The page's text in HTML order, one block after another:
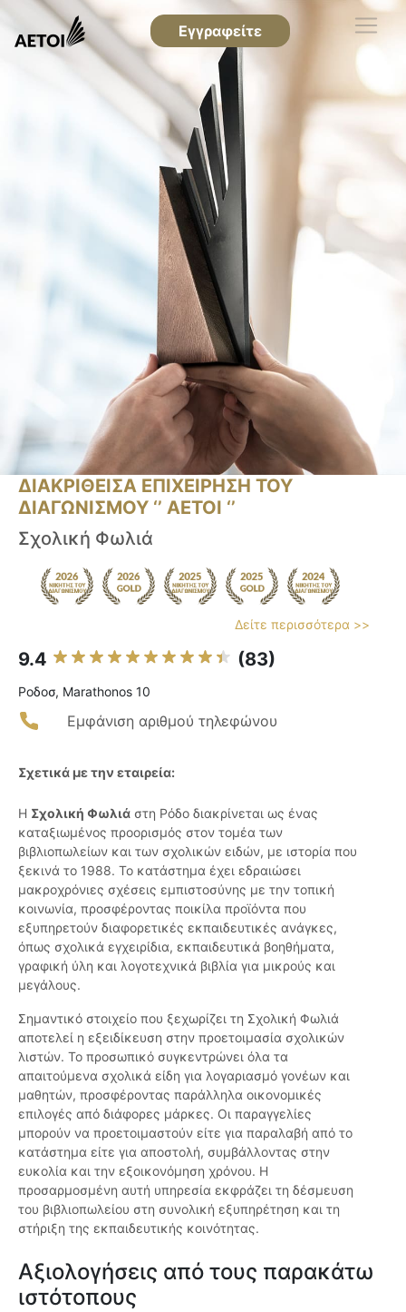
Εγγραφείτε
ΔΙΑΚΡΙΘΕΙΣΑ ΕΠΙΧΕΙΡΗΣΗ ΤΟΥ
ΔΙΑΓΩΝΙΣΜΟΥ ‘’ ΑΕΤΟΙ ‘’
Σχολική Φωλιά
Δείτε περισσότερα >>
9.4 (83)
Ροδοσ, Marathonos 10
Εμφάνιση αριθμού τηλεφώνου
Σχετικά με την εταιρεία:
Η Σχολική Φωλιά στη Ρόδο διακρίνεται ως ένας
καταξιωμένος προορισμός στον τομέα των
βιβλιοπωλείων και των σχολικών ειδών, με ιστορία που
ξεκινά το 1988. Το κατάστημα έχει εδραιώσει
μακροχρόνιες σχέσεις εμπιστοσύνης με την τοπική
κοινωνία, προσφέροντας ποικίλα προϊόντα που
εξυπηρετούν διαφορετικές εκπαιδευτικές ανάγκες,
όπως σχολικά εγχειρίδια, εκπαιδευτικά βοηθήματα,
γραφική ύλη και λογοτεχνικά βιβλία για μικρούς και
μεγάλους.
Σημαντικό στοιχείο που ξεχωρίζει τη Σχολική Φωλιά
αποτελεί η εξειδίκευση στην προετοιμασία σχολικών
λιστών. Το προσωπικό συγκεντρώνει όλα τα
απαιτούμενα σχολικά είδη για λογαριασμό γονέων και
μαθητών, προσφέροντας παράλληλα οικονομικές
επιλογές από διάφορες μάρκες. Οι παραγγελίες
μπορούν να προετοιμαστούν είτε για παραλαβή από το
κατάστημα είτε για αποστολή, συμβάλλοντας στην
ευκολία και την εξοικονόμηση χρόνου. Η
προσαρμοσμένη αυτή υπηρεσία εκφράζει τη δέσμευση
του βιβλιοπωλείου στη συνολική εξυπηρέτηση και τη
στήριξη της εκπαιδευτικής κοινότητας.
Αξιολογήσεις από τους παρακάτω
ιστότοπους